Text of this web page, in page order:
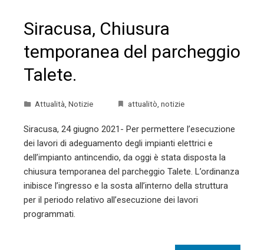
Siracusa, Chiusura
temporanea del parcheggio
Talete.
Attualità Notizie attualitò notizie
Siracusa, 24 giugno 2021- Per permettere l’esecuzione
dei lavori di adeguamento degli impianti elettrici e
dell’impianto antincendio, da oggi è stata disposta la
chiusura temporanea del parcheggio Talete. L’ordinanza
inibisce l’ingresso e la sosta all’interno della struttura
per il periodo relativo all’esecuzione dei lavori
programmati.